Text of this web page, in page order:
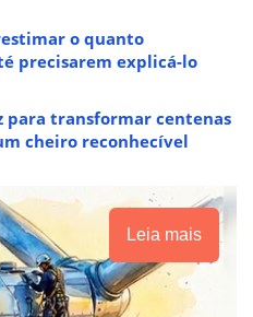
o quanto
precisarem explicá-lo
transformar centenas
cheiro reconhecível
Leia mais